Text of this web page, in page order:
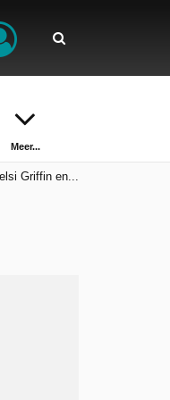
Meer...
Griffin en...